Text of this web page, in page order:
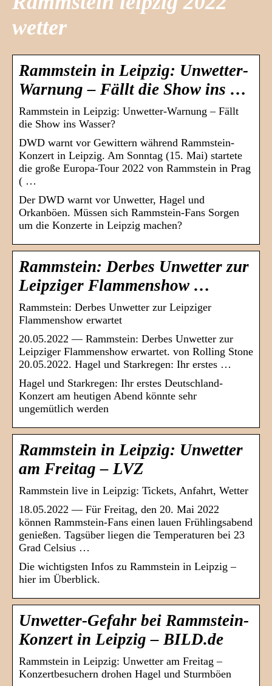
wetter
Rammstein in Leipzig: Unwetter-
Warnung – Fällt die Show ins …
Rammstein in Leipzig: Unwetter-Warnung – Fällt
die Show ins Wasser?
DWD warnt vor Gewittern während Rammstein-
Konzert in Leipzig. Am Sonntag (15. Mai) startete
die große Europa-Tour 2022 von Rammstein in Prag
( …
Der DWD warnt vor Unwetter, Hagel und
Orkanböen. Müssen sich Rammstein-Fans Sorgen
um die Konzerte in Leipzig machen?
Rammstein: Derbes Unwetter zur
Leipziger Flammenshow …
Rammstein: Derbes Unwetter zur Leipziger
Flammenshow erwartet
20.05.2022 — Rammstein: Derbes Unwetter zur
Leipziger Flammenshow erwartet. von Rolling Stone
20.05.2022. Hagel und Starkregen: Ihr erstes …
Hagel und Starkregen: Ihr erstes Deutschland-
Konzert am heutigen Abend könnte sehr
ungemütlich werden
Rammstein in Leipzig: Unwetter
am Freitag – LVZ
Rammstein live in Leipzig: Tickets, Anfahrt, Wetter
18.05.2022 — Für Freitag, den 20. Mai 2022
können Rammstein-Fans einen lauen Frühlingsabend
genießen. Tagsüber liegen die Temperaturen bei 23
Grad Celsius …
Die wichtigsten Infos zu Rammstein in Leipzig –
hier im Überblick.
Unwetter-Gefahr bei Rammstein-
Konzert in Leipzig – BILD.de
Rammstein in Leipzig: Unwetter am Freitag –
Konzertbesuchern drohen Hagel und Sturmböen